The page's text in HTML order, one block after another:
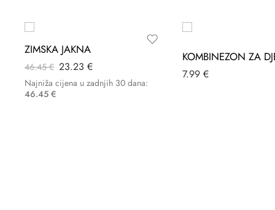
ZIMSKA JAKNA
46.45€ 23.23 €
Najniža cijena u zadnjih 30 dana:
46.45 €
7.99 €